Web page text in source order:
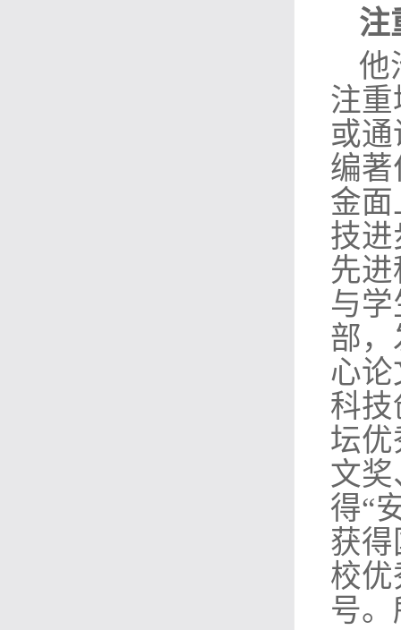
注
他
注
或
编
金
技
先
与
部，
心
科
坛
文
得“
获
校优
号